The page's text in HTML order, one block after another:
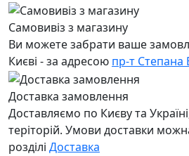
Самовивіз з магазину
Ви можете забрати ваше
Києві - за адресою пр-т Степана
Доставка замовлення
Доставляємо по Києву та
теріторій. Умови доставки
розділі Доставка